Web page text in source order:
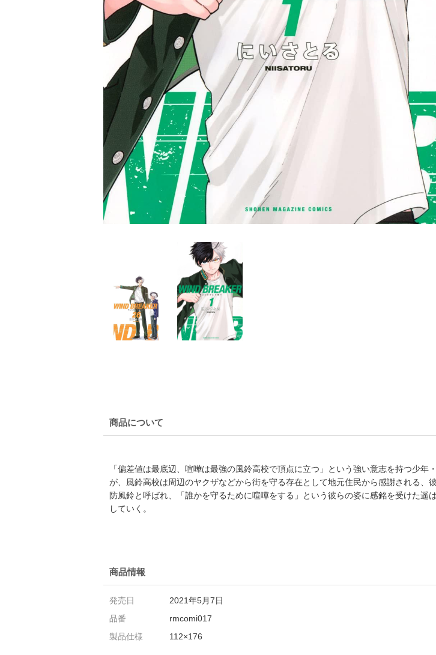
商品について
「偏差値は最底辺、喧嘩は最強の風鈴高校で頂点に立つ」という強い意志を持つ少
が、風鈴高校は周辺のヤクザなどから街を守る存在として地元住民から感謝される、
防風鈴と呼ばれ、「誰かを守るために喧嘩をする」という彼らの姿に感銘を受けた
していく。
商品情報
発売日
2021年5月7日
品番
rmcomi017
製品仕様
112×176